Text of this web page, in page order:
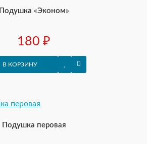
Хорошо
Подушка «Эконом»
180 ₽
В КОРЗИНУ
Подушка перовая